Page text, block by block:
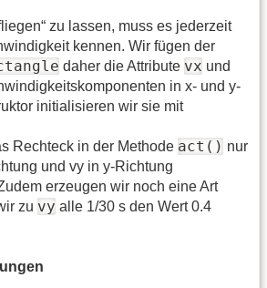
zu lassen, muss es jederzeit
kennen. Wir fügen der
daher die Attribute vx und
in x- und y-
initialisieren wir sie mit
Rechteck in der Methode act() nur
und vy in y-Richtung
erzeugen wir noch eine Art
zu vy alle 1/30 s den Wert 0.4